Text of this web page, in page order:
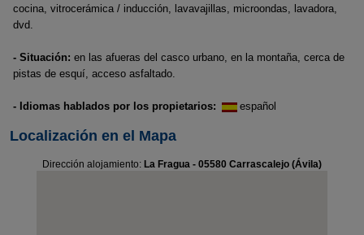
cocina, vitrocerámica / inducción, lavavajillas, microondas, lavadora,
dvd.
- Situación: en las afueras del casco urbano, en la montaña, cerca de
pistas de esquí, acceso asfaltado.
- Idiomas hablados por los propietarios: español
Localización en el Mapa
Dirección alojamiento: La Fragua - 05580 Carrascalejo (Ávila)